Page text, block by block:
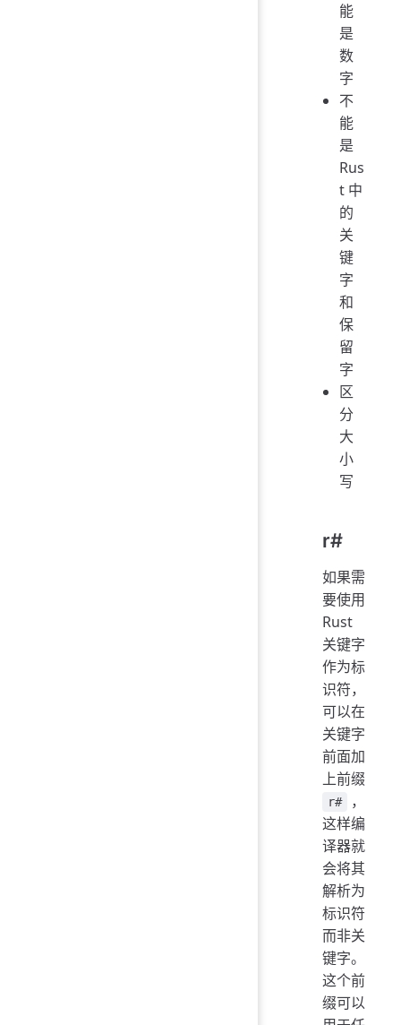
能
是
数
字
不
能
是
Rus
t 中
的
关
键
字
和
保
留
字
区
分
大
小
写
r#
如果需
要使用
Rust
关键字
作为标
识符，
可以在
关键字
前面加
上前缀
r#
，
这样编
译器就
会将其
解析为
标识符
而非关
键字。
这个前
缀可以